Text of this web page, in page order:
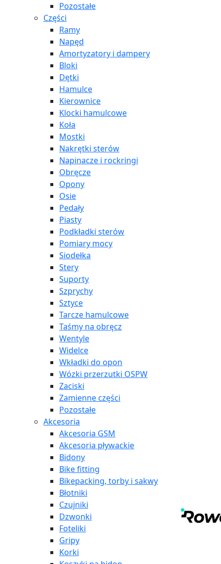
Pozostałe
Części
Ramy
Napęd
Amortyzatory i dampery
Bloki
Dętki
Hamulce
Kierownice
Klocki hamulcowe
Koła
Mostki
Nakrętki sterów
Napinacze i rockringi
Obręcze
Opony
Osie
Pedały
Piasty
Podkładki sterów
Pomiary mocy
Siodełka
Stery
Suporty
Szprychy
Sztyce
Tarcze hamulcowe
Taśmy na obręcz
Wentyle
Widelce
Wkładki do opon
Wózki przerzutki OSPW
Zaciski
Zamienne części
Pozostałe
Akcesoria
Akcesoria GSM
Akcesoria pływackie
Bidony
Bike fitting
Bikepacking, torby i sakwy
Błotniki
Czujniki
Dzwonki
Foteliki
Gripy
Korki